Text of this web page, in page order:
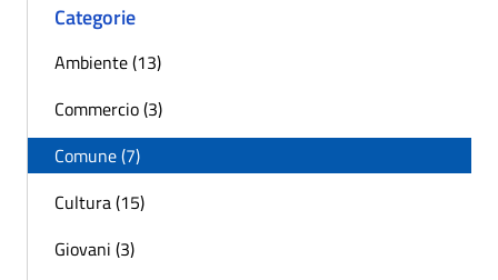
Categorie
Ambiente (13)
Commercio (3)
Comune (7)
Cultura (15)
Giovani (3)